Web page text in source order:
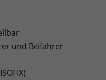
und Beifahrer